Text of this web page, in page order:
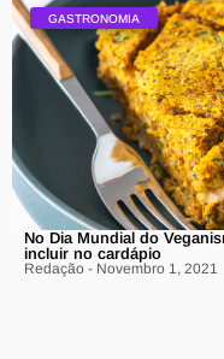
GASTRONOMIA
No Dia Mundial do
incluir no cardápio
Redação - Novembro 1, 2021